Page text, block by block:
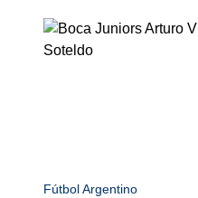
Fútbol Argentino